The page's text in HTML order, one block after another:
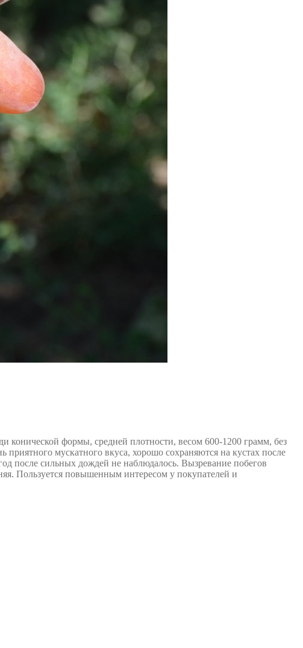
формы, средней плотности, весом 600-1200 грамм, без
мускатного вкуса, хорошо сохраняются на кустах после
после сильных дождей не наблюдалось. Вызревание побегов
Пользуется повышенным интересом у покупателей и